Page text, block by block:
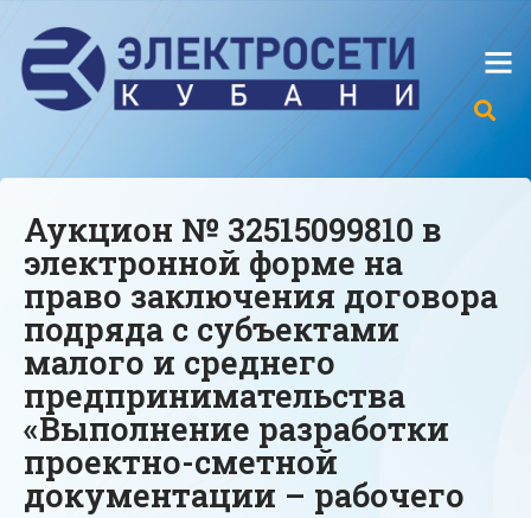
Аукцион № 32515099810 в
электронной форме на
право заключения договора
подряда с субъектами
малого и среднего
предпринимательства
«Выполнение разработки
проектно-сметной
документации – рабочего